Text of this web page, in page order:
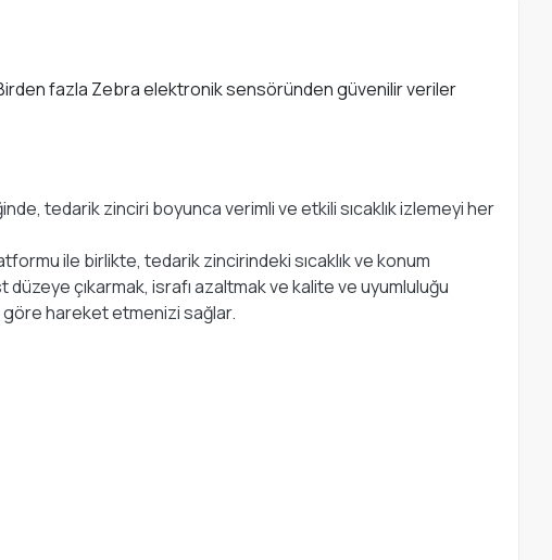
Birden fazla Zebra elektronik sensöründen güvenilir veriler
tedarik zinciri boyunca verimli ve etkili sıcaklık izlemeyi her
ile birlikte, tedarik zincirindeki sıcaklık ve konum
çıkarmak, israfı azaltmak ve kalite ve uyumluluğu
göre hareket etmenizi sağlar.